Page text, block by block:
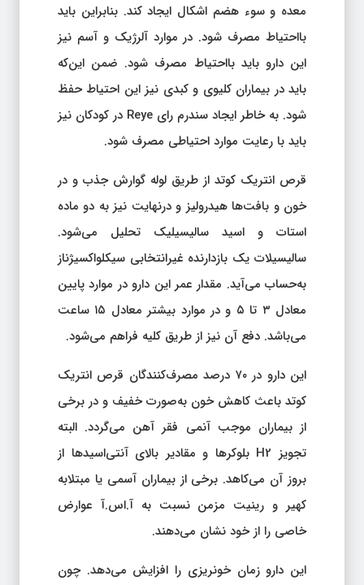
معده و سوء هضم اشکال ایجاد کند. بنابراین باید
بااحتیاط مصرف شود. در موارد آلرژیک و آسم نیز
این دارو باید بااحتیاط مصرف شود. ضمن این‌که
باید در بیماران کلیوی و کبدی نیز این احتیاط حفظ
شود. به خاطر ایجاد سندرم رای Reye در کودکان نیز
باید با رعایت موارد احتیاطی مصرف شود.
قرص انتریک کوتد از طریق لوله گوارش جذب و در
خون و بافت‌ها هیدرولیز و درنهایت نیز به دو ماده
استات و اسید سالیسیلیک تحلیل می‌شود.
سالیسیلات یک بازدارنده غیرانتخابی سیکلواکسیژناز
به‌حساب می‌آید. مقدار عمر این دارو در موارد پایین
معادل ۳ تا ۵ و در موارد بیشتر معادل ۱۵ ساعت
می‌باشد. دفع آن نیز از طریق کلیه فراهم می‌شود.
این دارو در ۷۰ درصد مصرف‌کنندگان قرص انتریک
کوتد باعث کاهش خون به‌صورت خفیف و در برخی
از بیماران موجب آنمی فقر آهن می‌گردد. البته
تجویز H2 بلوکرها و مقادیر بالای آنتی‌اسیدها از
بروز آن می‌کاهد. برخی از بیماران آسمی یا مبتلابه
کهیر و رینیت مزمن نسبت به آ.اس.آ عوارض
خاصی را از خود نشان می‌دهند.
این دارو زمان خونریزی را افزایش می‌دهد. چون